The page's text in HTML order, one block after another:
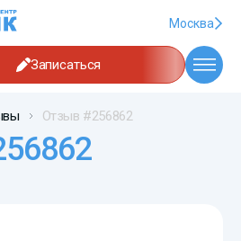
Москва
Записаться
Отзыв #256862